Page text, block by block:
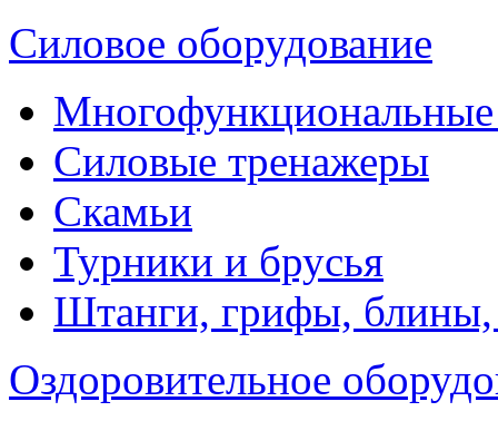
Силовое оборудование
Силовые тренажеры
Скамьи
Турники и брусья
Штанги, грифы, блины,
Оздоровительное